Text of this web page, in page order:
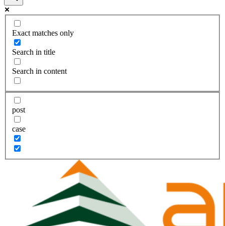
Exact matches only
Search in title
Search in content
post
case